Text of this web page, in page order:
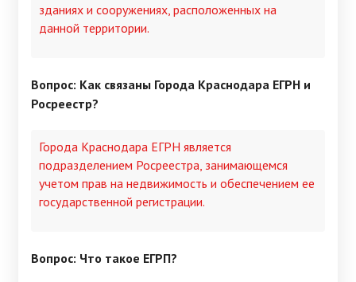
зданиях и сооружениях, расположенных на
данной территории.
Вопрос: Как связаны Города Краснодара ЕГРН и
Росреестр?
Города Краснодара ЕГРН является
подразделением Росреестра, занимающемся
учетом прав на недвижимость и обеспечением ее
государственной регистрации.
Вопрос: Что такое ЕГРП?